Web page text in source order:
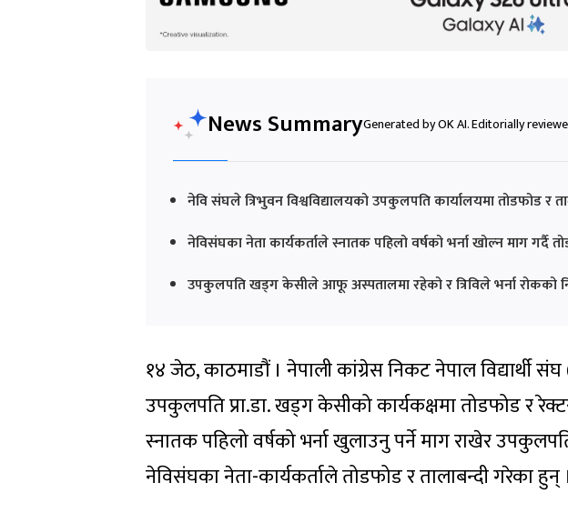
News SummaryGenerated by OK AI. Editorially
नेवि संघले त्रिभुवन विश्वविद्यालयको उपकुलपति कार्यालयमा तोडफोड र
नेविसंघका नेता कार्यकर्ताले स्नातक पहिलो वर्षको भर्ना खोल्न माग गर्दै
उपकुलपति खड्ग केसीले आफू अस्पतालमा रहेको र त्रिविले भर्ना रोकको
१४ जेठ, काठमाडौं । नेपाली कांग्रेस निकट नेपाल विद्यार्थी
उपकुलपति प्रा.डा. खड्ग केसीको कार्यकक्षमा तोडफोड र
स्नातक पहिलो वर्षको भर्ना खुलाउनु पर्ने माग राखेर
नेविसंघका नेता-कार्यकर्ताले तोडफोड र तालाबन्दी गरेका हुन् ।